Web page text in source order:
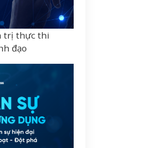
trị thực thi
đạo